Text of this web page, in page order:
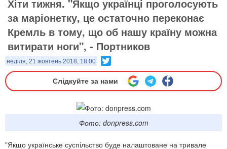
Хіти тижня. "Якщо українці проголосують
за маріонетку, це остаточно переконає
Кремль в тому, що об нашу країну можна
витирати ноги", - Портников
неділя, 21 жовтень 2018, 18:00
Слідкуйте за нами
Фото: donpress.com
"Якщо українське суспільство буде налаштоване на тривале